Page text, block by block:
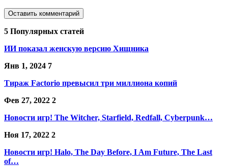
5 Популярных статей
ИИ показал женскую версию Хищника
Янв 1, 2024 7
Тираж Factorio превысил три миллиона копий
Фев 27, 2022 2
Новости игр! The Witcher, Starfield, Redfall, Cyberpunk…
Ноя 17, 2022 2
Новости игр! Halo, The Day Before, I Am Future, The Last
of…